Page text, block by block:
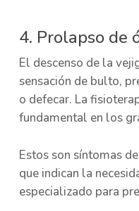
4. Prolapso de
El descenso de la
sensación de bulto,
o defecar. La
fundamental en los
Estos son síntomas
que indican la
especializado para